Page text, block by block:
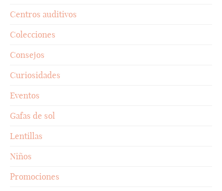
Centros auditivos
Colecciones
Consejos
Curiosidades
Eventos
Gafas de sol
Lentillas
Niños
Promociones